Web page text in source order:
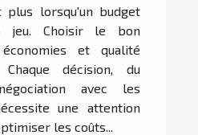
plus lorsqu'un budget
jeu. Choisir le bon
et qualité
décision, du
avec les
une attention
les coûts...